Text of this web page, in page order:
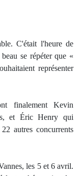
C'était l'heure de
se répéter que «
représenter
finalement Kevin
et Éric Henry qui
autres concurrents
les 5 et 6 avril.